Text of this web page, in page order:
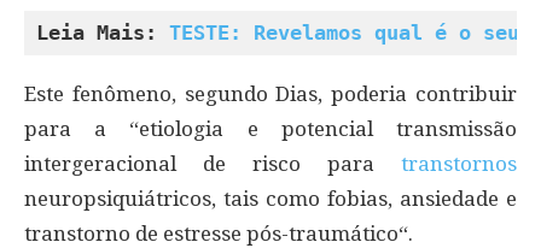
Leia Mais: TESTE: Revelamos qual é o
Este fenômeno, segundo Dias, poderia contribuir
para a “etiologia e potencial transmissão
intergeracional de risco para transtornos
neuropsiquiátricos, tais como fobias, ansiedade e
transtorno de estresse pós-traumático“.